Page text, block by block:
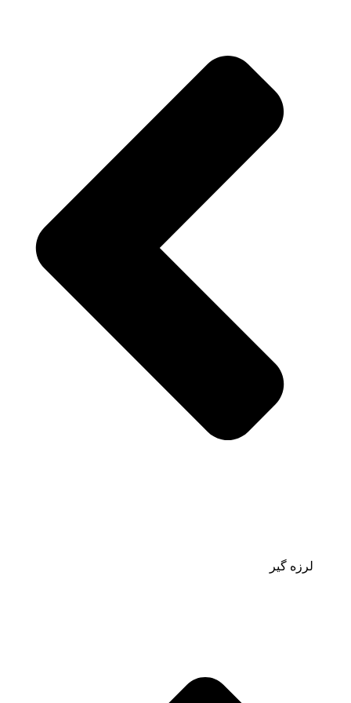
لرزه گیر